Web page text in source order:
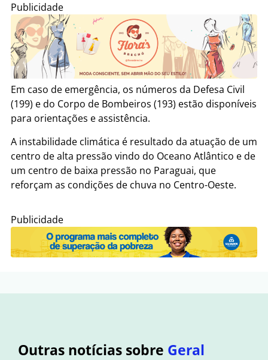
Publicidade
Em caso de emergência, os números da Defesa Civil
(199) e do Corpo de Bombeiros (193) estão disponíveis
para orientações e assistência.
A instabilidade climática é resultado da atuação de um
centro de alta pressão vindo do Oceano Atlântico e de
um centro de baixa pressão no Paraguai, que
reforçam as condições de chuva no Centro-Oeste.
Publicidade
Outras notícias sobre Geral